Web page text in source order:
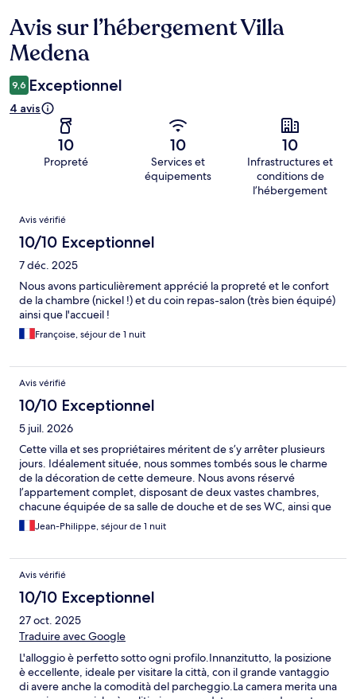
Avis
Avis sur l’hébergement Villa
Medena
9,6 Exceptionnel
4 avis
10
Propreté
10
Services et
équipements
10
Infrastructures et
conditions de
l’hébergement
Avis
Avis vérifié
10/10 Exceptionnel
7 déc. 2025
Nous avons particulièrement apprécié la propreté et le confort
de la chambre (nickel !) et du coin repas-salon (très bien équipé)
ainsi que l'accueil !
Françoise, séjour de 1 nuit
Avis vérifié
10/10 Exceptionnel
5 juil. 2026
Cette villa et ses propriétaires méritent de s’y arrêter plusieurs
jours. Idéalement située, nous sommes tombés sous le charme
de la décoration de cette demeure. Nous avons réservé
l’appartement complet, disposant de deux vastes chambres,
chacune équipée de sa salle de douche et de ses WC, ainsi que
d’un canapé-lit dans le séjour, doté d’un véritable matelas. Nous
étions cinq et avons passé une très bonne nuit grâce à une
nous attendait. Quel régal ! Un grand merci à Céline et Julien
pour leur adorable accueil.
Jean-Philippe, séjour de 1 nuit
Avis vérifié
10/10 Exceptionnel
27 oct. 2025
Traduire avec Google
​L'alloggio è perfetto sotto ogni profilo. ​Innanzitutto, la posizione
è eccellente, ideale per visitare la città, con il grande vantaggio
di avere anche la comodità del parcheggio. ​La camera merita una